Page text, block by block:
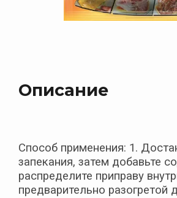
Описание
Способ применения: 1.
запекания, затем добавьте
распределите приправу
предварительно разогретой